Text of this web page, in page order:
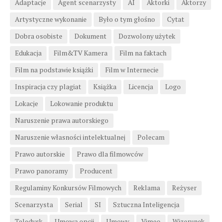
Adaptacje Agent scenarzysty AI Aktorki
Aktorzy
Artystyczne wykonanie
Było o tym głośno
Cytat
Dobra osobiste
Dokument
Dozwolony użytek
Edukacja
Film&TV Kamera
Film na faktach
Film na podstawie książki
Film w Internecie
Inspiracja czy plagiat
Książka Licencja
Logo
Lokacje
Lokowanie produktu
Naruszenie prawa autorskiego
Naruszenie własności intelektualnej
Polecam
Prawo autorskie
Prawo dla filmowców
Prawo panoramy
Producent
Regulaminy Konkursów Filmowych
Reklama
Reżyser
Scenarzysta
Serial SI
Sztuczna Inteligencja